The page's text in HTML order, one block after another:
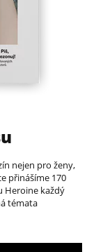
nejen pro ženy,
přinášíme 170
Heroine každý
témata